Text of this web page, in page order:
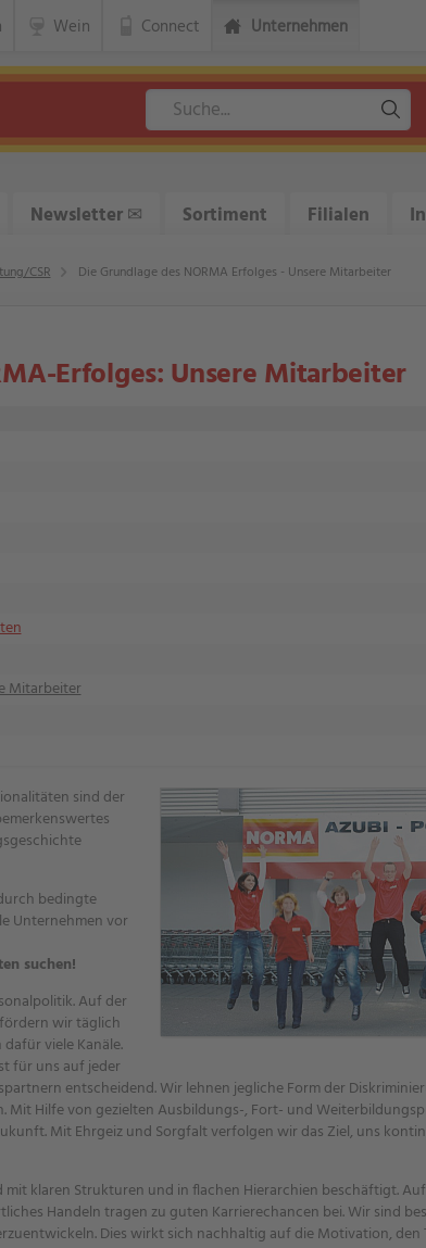
Wein Connect Unternehmen
Newsletter✉ Sortiment Filialen
CSR Die Grundlage des NORMA Erfolges - Unsere Mitarbeiter
Erfolges: Unsere Mitarbeiter
Mitarbeiter
sind der
bedingte
Unternehmen vor
suchen!
Auf der
wir täglich
viele Kanäle.
für uns auf jeder
entscheidend. Wir lehnen jegliche Form der
Mit Hilfe von gezielten Ausbildungs-, Fort- und
Mit Ehrgeiz und Sorgfalt verfolgen wir das Ziel, uns
klaren Strukturen und in flachen Hierarchien beschäftigt.
Handeln tragen zu guten Karrierechancen bei. Wir sind
Dies wirkt sich nachhaltig auf die Motivation, den